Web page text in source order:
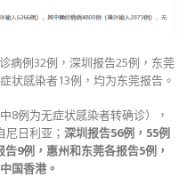
病例32例，深圳报告25例，东莞
状感染者13例，均为东莞报告。
8例为无症状感染者转确诊），
日利亚； 深圳报告56例， 55例
告9例，惠州和东莞各报告5例，
国香港。